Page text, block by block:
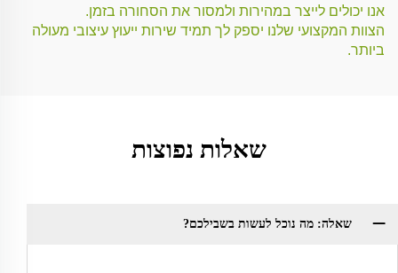
אנו יכולים לייצר במהירות ולמסור את הסחורה בזמן.
הצוות המקצועי שלנו יספק לך תמיד שירות ייעוץ עיצובי מעולה
ביותר.
שאלות נפוצות
שאלה: מה נוכל לעשות בשבילכם?